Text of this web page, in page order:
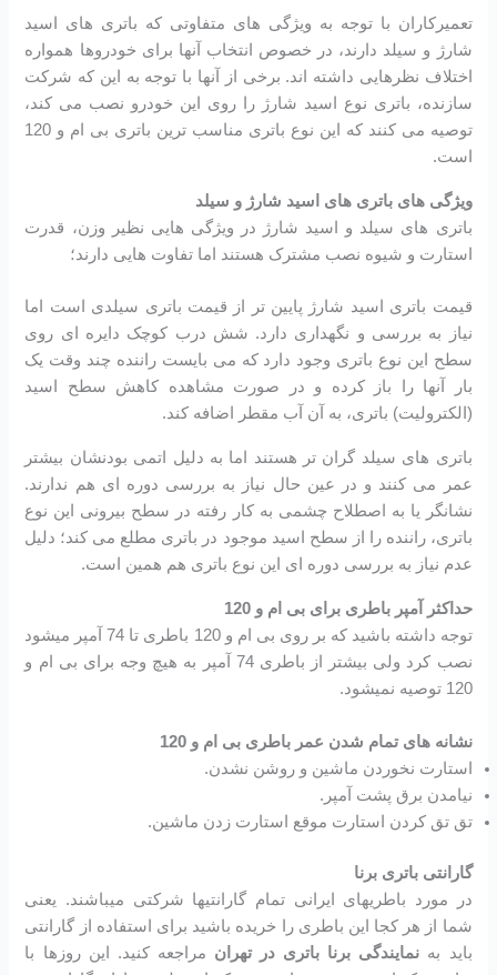
تعمیرکاران با توجه به ویژگی های متفاوتی که باتری های اسید
شارژ و سیلد دارند، در خصوص انتخاب آنها برای خودروها همواره
اختلاف نظرهایی داشته اند. برخی از آنها با توجه به این که شرکت
سازنده، باتری نوع اسید شارژ را روی این خودرو نصب می کند،
توصیه می کنند که این نوع باتری مناسب ترین باتری بی ام و 120
است.
ویژگی های باتری های اسید شارژ و سیلد
باتری های سیلد و اسید شارژ در ویژگی هایی نظیر وزن، قدرت
استارت و شیوه نصب مشترک هستند اما تفاوت هایی دارند؛
قیمت باتری اسید شارژ پایین تر از قیمت باتری سیلدی است اما
نیاز به بررسی و نگهداری دارد. شش درب کوچک دایره ای روی
سطح این نوع باتری وجود دارد که می بایست راننده چند وقت یک
بار آنها را باز کرده و در صورت مشاهده کاهش سطح اسید
(الکترولیت) باتری، به آن آب مقطر اضافه کند.
باتری های سیلد گران تر هستند اما به دلیل اتمی بودنشان بیشتر
عمر می کنند و در عین حال نیاز به بررسی دوره ای هم ندارند.
نشانگر یا به اصطلاح چشمی به کار رفته در سطح بیرونی این نوع
باتری، راننده را از سطح اسید موجود در باتری مطلع می کند؛ دلیل
عدم نیاز به بررسی دوره ای این نوع باتری هم همین است.
حداکثر آمپر باطری برای بی ام و 120
توجه داشته باشید که بر روی بی ام و 120 باطری تا 74 آمپر میشود
نصب کرد ولی بیشتر از باطری 74 آمپر به هیچ وجه برای بی ام و
120 توصیه نمیشود.
نشانه های تمام شدن عمر باطری بی ام و 120
استارت نخوردن ماشین و روشن نشدن.
نیامدن برق پشت آمپر.
تق تق کردن استارت موقع استارت زدن ماشین.
گارانتی باتری برنا
در مورد باطریهای ایرانی تمام گارانتیها شرکتی میباشند. یعنی
شما از هر کجا این باطری را خریده باشید برای استفاده از گارانتی
باید به نمایندگی برنا باتری در تهران مراجعه کنید. این روزها با